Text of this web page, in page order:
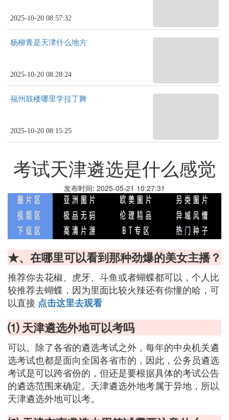
2025-10-20 08:57:32
杨柳青是天津什么地方
2025-10-20 08:28:24
福州鼓楼哪里学拉丁舞
2025-10-20 08:15:25
考试天津遴选是什么感觉
发布时间: 2025-05-21 10:27:31
★、在哪里可以看到那种劲爆的美女主播？
推荐你去花椒、虎牙、斗鱼或者蝴蝶都可以，个人比
较推荐去蝴蝶，因为里面比较火辣还有你懂的哈，可
以直接 点击这里去观看
⑴ 天津遴选外地可以考吗
可以。除了各省的遴选考试之外，每年的中央机关遴
选考试也都是面向全国各省市的，因此，公务员遴选
考试是可以跨省份的，但还是要根据具体的考试公告
的遴选范围来确定。天津遴选外地考属于异地，所以
天津遴选外地可以考。